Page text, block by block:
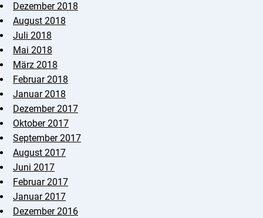
Dezember 2018
August 2018
Juli 2018
Mai 2018
März 2018
Februar 2018
Januar 2018
Dezember 2017
Oktober 2017
September 2017
August 2017
Juni 2017
Februar 2017
Januar 2017
Dezember 2016